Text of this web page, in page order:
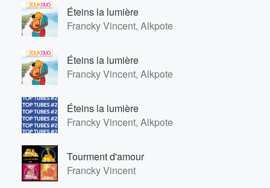
Éteins la lumière
Francky Vincent, Alkpote
Éteins la lumière
Francky Vincent, Alkpote
Éteins la lumière
Francky Vincent, Alkpote
Tourment d'amour
Francky Vincent